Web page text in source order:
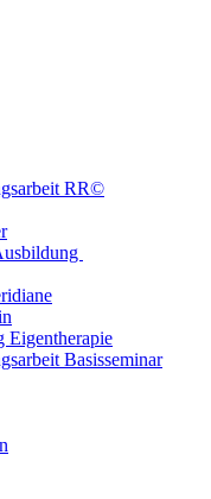
RR©
Eigentherapie
Basisseminar